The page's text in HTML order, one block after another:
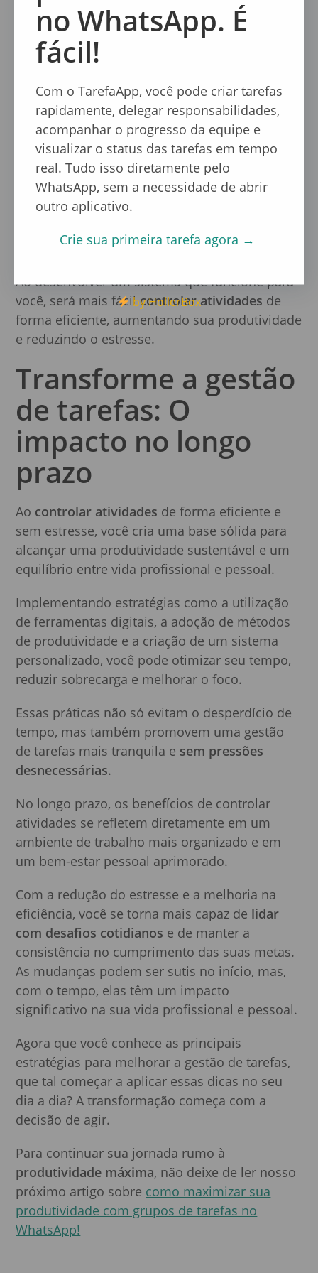
como aplicativos de produtividade e
calendários digitais, comtécnicas tradicionais
de controle , como listas de tarefas ou métodos
de priorização. O importante é manter o foco
processo de controle não seja um fardo, mas
sim uma ferramenta de apoio.
Para criar um sistema eficiente, é essencial
definir categorias claras para suas tarefas e
determinar o nível de urgência de cada uma
delas. Você também pode estabelecer metas
motivado e acompanhar o progresso
Ao desenvolver um sistema que funcione para
você, será mais fácilcontrolar atividades de
forma eficiente, aumentando sua produtividade
e reduzindo o estresse.
Transforme a gestão
de tarefas: O
impacto no longo
prazo
Ao controlar atividades de forma eficiente e
sem estresse, você cria uma base sólida para
alcançar uma produtividade sustentável e um
equilíbrio entre vida profissional e pessoal.
Implementando estratégias como a utilização
de ferramentas digitais, a adoção de métodos
de produtividade e a criação de um sistema
personalizado, você pode otimizar seu tempo,
reduzir sobrecarga e melhorar o foco.
Essas práticas não só evitam o desperdício de
tempo, mas também promovem uma gestão
de tarefas mais tranquila e sem pressões
desnecessárias.
No longo prazo, os benefícios de controlar
atividades se refletem diretamente em um
ambiente de trabalho mais organizado e em
um bem-estar pessoal aprimorado.
Com a redução do estresse e a melhoria na
eficiência, você se torna mais capaz de lidar
com desafios cotidianos e de manter a
consistência no cumprimento das suas metas.
As mudanças podem ser sutis no início, mas,
com o tempo, elas têm um impacto
significativo na sua vida profissional e pessoal.
Agora que você conhece as principais
estratégias para melhorar a gestão de tarefas,
que tal começar a aplicar essas dicas no seu
dia a dia? A transformação começa com a
decisão de agir.
Para continuar sua jornada rumo à
produtividade máxima, não deixe de ler nosso
próximo artigo sobre como maximizar sua
produtividade com grupos de tarefas no
WhatsApp!
no WhatsApp. É
fácil!
Com o TarefaApp, você pode criar tarefas
rapidamente, delegar responsabilidades,
acompanhar o progresso da equipe e
visualizar o status das tarefas em tempo
real. Tudo isso diretamente pelo
WhatsApp, sem a necessidade de abrir
outro aplicativo.
Crie sua primeira tarefa agora →
by HollerBox